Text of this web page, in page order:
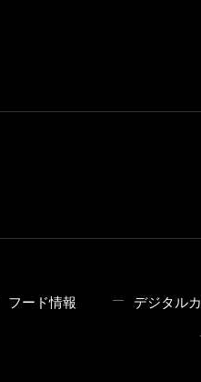
フード情報 デジタル